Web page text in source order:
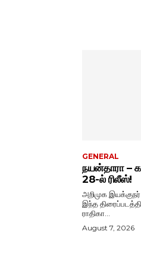
GENERAL
நயன்தாரா –
28-ல் ரிலீஸ்!
அறிமுக
இந்த
ராதிகா...
August 7, 2026